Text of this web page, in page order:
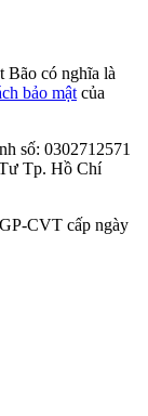
Bão có nghĩa là
bảo mật của
số: 0302712571
Tp. Hồ Chí
CVT cấp ngày